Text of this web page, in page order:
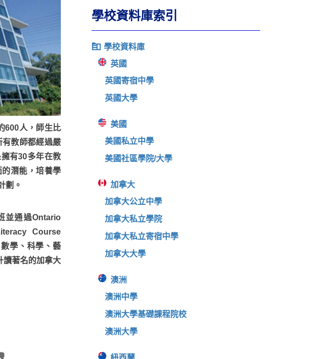
600人，師生比
教師都經過嚴
有30多年在教
潛能，培養學
劃。
並通過Ontario
Course
學、科學、藝
讀著名的加拿大
學校資料庫索引
學校資料庫
英國
英國寄宿中學
英國大學
美國
美國私立中學
美國社區學院/大學
加拿大
加拿大公立中學
加拿大私立學院
加拿大私立寄宿中學
加拿大大學
澳洲
澳洲中學
澳洲大學基礎課程院校
澳洲大學